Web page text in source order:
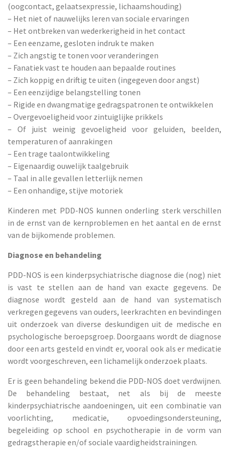
(oogcontact, gelaatsexpressie, lichaamshouding)
– Het niet of nauwelijks leren van sociale ervaringen
– Het ontbreken van wederkerigheid in het contact
– Een eenzame, gesloten indruk te maken
– Zich angstig te tonen voor veranderingen
– Fanatiek vast te houden aan bepaalde routines
– Zich koppig en driftig te uiten (ingegeven door angst)
– Een eenzijdige belangstelling tonen
– Rigide en dwangmatige gedragspatronen te ontwikkelen
– Overgevoeligheid voor zintuiglijke prikkels
– Of juist weinig gevoeligheid voor geluiden, beelden,
temperaturen of aanrakingen
– Een trage taalontwikkeling
– Eigenaardig ouwelijk taalgebruik
– Taal in alle gevallen letterlijk nemen
– Een onhandige, stijve motoriek
Kinderen met PDD-NOS kunnen onderling sterk verschillen
in de ernst van de kernproblemen en het aantal en de ernst
van de bijkomende problemen.
Diagnose en behandeling
PDD-NOS is een kinderpsychiatrische diagnose die (nog) niet
is vast te stellen aan de hand van exacte gegevens. De
diagnose wordt gesteld aan de hand van systematisch
verkregen gegevens van ouders, leerkrachten en bevindingen
uit onderzoek van diverse deskundigen uit de medische en
psychologische beroepsgroep. Doorgaans wordt de diagnose
door een arts gesteld en vindt er, vooral ook als er medicatie
wordt voorgeschreven, een lichamelijk onderzoek plaats.
Er is geen behandeling bekend die PDD-NOS doet verdwijnen.
De behandeling bestaat, net als bij de meeste
kinderpsychiatrische aandoeningen, uit een combinatie van
voorlichting, medicatie, opvoedingsondersteuning,
begeleiding op school en psychotherapie in de vorm van
gedragstherapie en/of sociale vaardigheidstrainingen.